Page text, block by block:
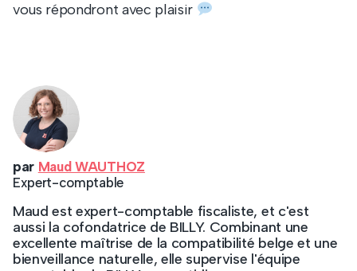
vous répondront avec plaisir
par Maud WAUTHOZ
Expert-comptable
Maud est expert-comptable fiscaliste, et c'est
aussi la cofondatrice de BILLY. Combinant une
excellente maîtrise de la compatibilité belge et une
bienveillance naturelle, elle supervise l'équipe